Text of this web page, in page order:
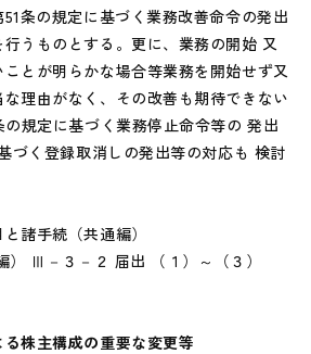
条の規定に基づく業務改善命令の発出
うものとする。更に、業務の開始 又
とが明らかな場合等業務を開始せず又
理由がなく、その改善も期待できない
規定に基づく業務停止命令等の 発出
づく登録取消しの発出等の対応も 検討
諸手続（共通編）
Ⅲ－３－２ 届出 （１）～（３）
株主構成の重要な変更等